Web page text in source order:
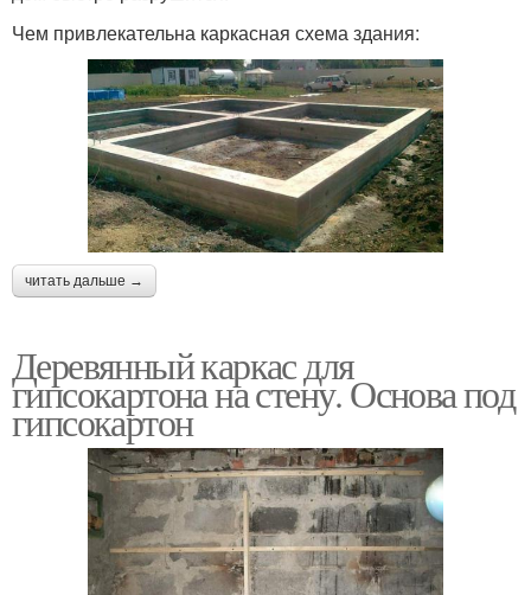
Чем привлекательна каркасная схема здания:
читать дальше →
Деревянный каркас для
гипсокартона на стену. Основа под
гипсокартон